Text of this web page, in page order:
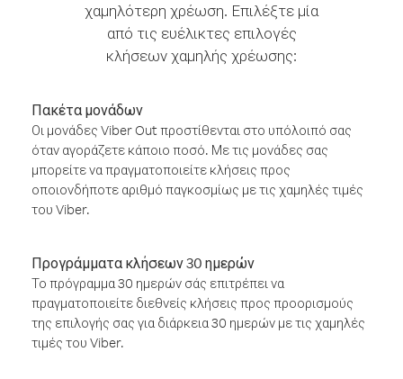
χαμηλότερη χρέωση. Επιλέξτε μία
από τις ευέλικτες επιλογές
κλήσεων χαμηλής χρέωσης:
Πακέτα μονάδων
Οι μονάδες Viber Out προστίθενται στο υπόλοιπό σας
όταν αγοράζετε κάποιο ποσό. Με τις μονάδες σας
μπορείτε να πραγματοποιείτε κλήσεις προς
οποιονδήποτε αριθμό παγκοσμίως με τις χαμηλές τιμές
του Viber.
Προγράμματα κλήσεων 30 ημερών
Το πρόγραμμα 30 ημερών σάς επιτρέπει να
πραγματοποιείτε διεθνείς κλήσεις προς προορισμούς
της επιλογής σας για διάρκεια 30 ημερών με τις χαμηλές
τιμές του Viber.